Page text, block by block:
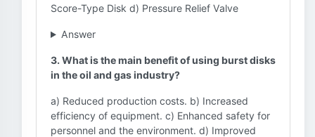
Score-Type Disk d) Pressure Relief Valve
Answer
3. What is the main benefit of using burst disks
in the oil and gas industry?
a) Reduced production costs. b) Increased
efficiency of equipment. c) Enhanced safety for
personnel and the environment. d) Improved